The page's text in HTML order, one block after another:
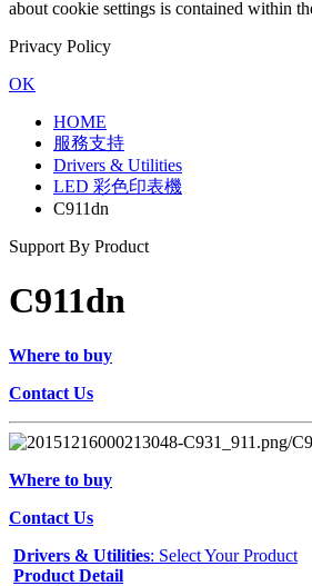
about cookie settings is contained within
Privacy Policy
OK
HOME
服務支持
Drivers & Utilities
LED 彩色印表機
C911dn
Support By Product
C911dn
Where to buy
Contact Us
Where to buy
Contact Us
Drivers & Utilities: Select Your Product
Product Detail